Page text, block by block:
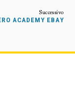
ACADEMY EBAY